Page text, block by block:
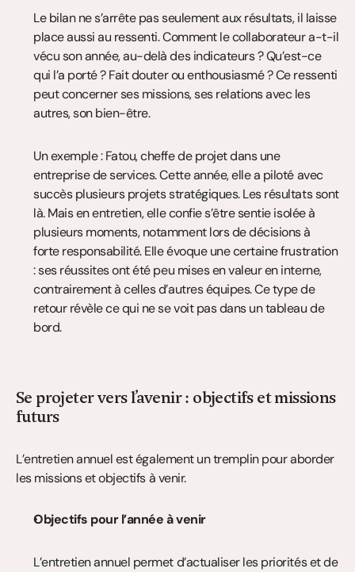
Le bilan ne s’arrête pas seulement aux résultats, il laisse
place aussi au ressenti. Comment le collaborateur a-t-il
vécu son année, au-delà des indicateurs ? Qu’est-ce
qui l’a porté ? Fait douter ou enthousiasmé ? Ce ressenti
peut concerner ses missions, ses relations avec les
autres, son bien-être.
Un exemple : Fatou, cheffe de projet dans une
entreprise de services. Cette année, elle a piloté avec
succès plusieurs projets stratégiques. Les résultats sont
là. Mais en entretien, elle confie s’être sentie isolée à
plusieurs moments, notamment lors de décisions à
forte responsabilité. Elle évoque une certaine frustration
: ses réussites ont été peu mises en valeur en interne,
contrairement à celles d’autres équipes. Ce type de
retour révèle ce qui ne se voit pas dans un tableau de
bord.
Se projeter vers l’avenir : objectifs et missions
futurs
L’entretien annuel est également un tremplin pour aborder
les missions et objectifs à venir.
Objectifs pour l’année à venir
L’entretien annuel permet d’actualiser les priorités et de